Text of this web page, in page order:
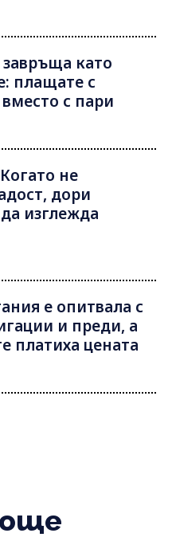
завръща като
плащате с
с пари
не
дори
изглежда
е опитвала с
и преди, а
платиха цената